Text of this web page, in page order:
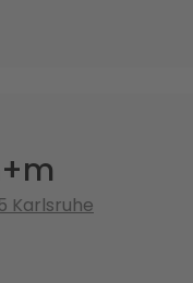
Karlsruhe